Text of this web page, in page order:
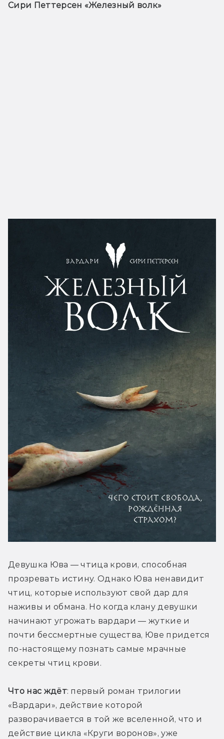
Сири Петтерсен «Железный волк»
Девушка Юва — чтица крови, способная
прозревать истину. Однако Юва ненавидит
чтиц, которые используют свой дар для
наживы и обмана. Но когда клану девушки
начинают угрожать вардари — жуткие и
почти бессмертные существа, Юве придется
по-настоящему познать самые мрачные
секреты чтиц крови.
Что нас ждёт: первый роман трилогии
«Вардари», действие которой
разворачивается в той же вселенной, что и
действие цикла «Круги воронов», уже